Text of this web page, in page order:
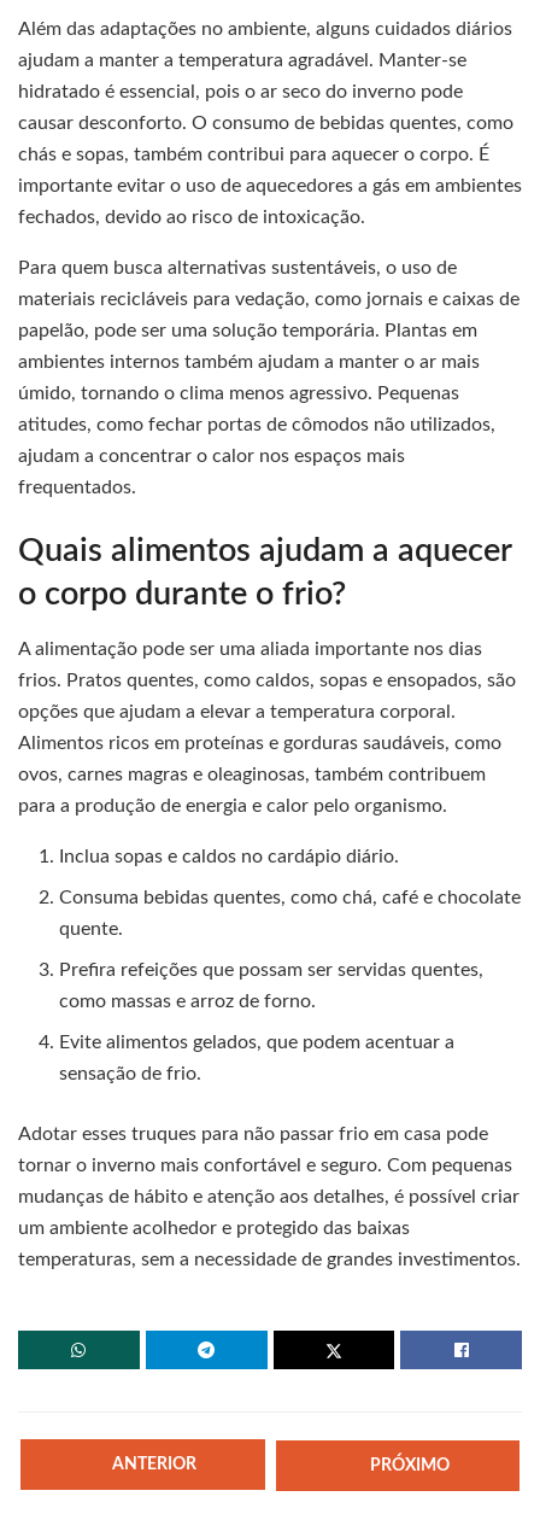
Além das adaptações no ambiente, alguns cuidados diários
ajudam a manter a temperatura agradável. Manter-se
hidratado é essencial, pois o ar seco do inverno pode
causar desconforto. O consumo de bebidas quentes, como
chás e sopas, também contribui para aquecer o corpo. É
importante evitar o uso de aquecedores a gás em ambientes
fechados, devido ao risco de intoxicação.
Para quem busca alternativas sustentáveis, o uso de
materiais recicláveis para vedação, como jornais e caixas de
papelão, pode ser uma solução temporária. Plantas em
ambientes internos também ajudam a manter o ar mais
úmido, tornando o clima menos agressivo. Pequenas
atitudes, como fechar portas de cômodos não utilizados,
ajudam a concentrar o calor nos espaços mais
frequentados.
Quais alimentos ajudam a aquecer
o corpo durante o frio?
A alimentação pode ser uma aliada importante nos dias
frios. Pratos quentes, como caldos, sopas e ensopados, são
opções que ajudam a elevar a temperatura corporal.
Alimentos ricos em proteínas e gorduras saudáveis, como
ovos, carnes magras e oleaginosas, também contribuem
para a produção de energia e calor pelo organismo.
Inclua sopas e caldos no cardápio diário.
Consuma bebidas quentes, como chá, café e chocolate
quente.
Prefira refeições que possam ser servidas quentes,
como massas e arroz de forno.
Evite alimentos gelados, que podem acentuar a
sensação de frio.
Adotar esses truques para não passar frio em casa pode
tornar o inverno mais confortável e seguro. Com pequenas
mudanças de hábito e atenção aos detalhes, é possível criar
um ambiente acolhedor e protegido das baixas
temperaturas, sem a necessidade de grandes investimentos.
ANTERIOR PRÓXIMO